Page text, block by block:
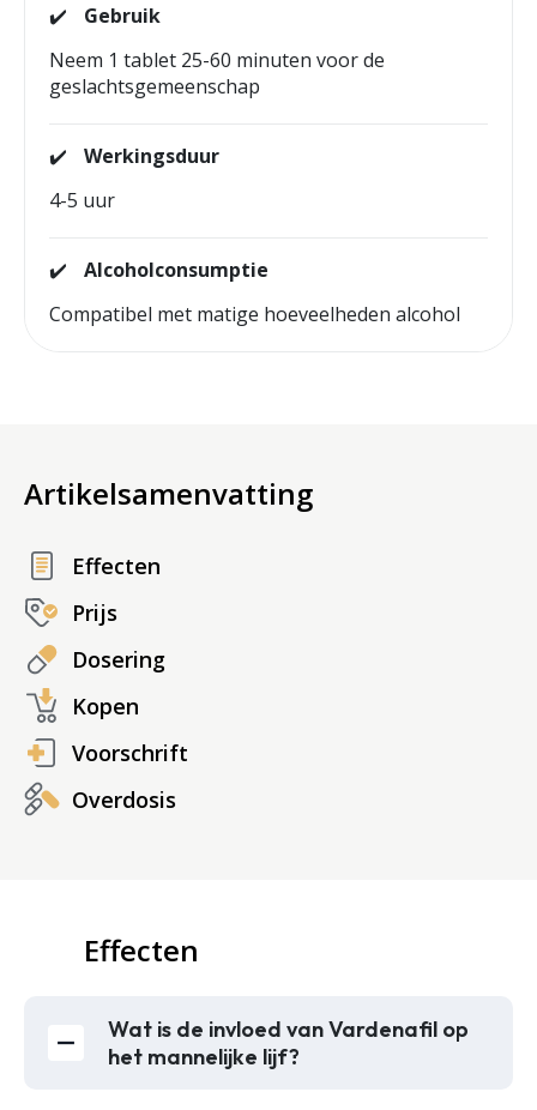
✔️
Gebruik
Neem 1 tablet 25-60 minuten voor de
geslachtsgemeenschap
✔️
Werkingsduur
4-5 uur
✔️
Alcoholconsumptie
Compatibel met matige hoeveelheden alcohol
Artikelsamenvatting
Effecten
Prijs
Dosering
Kopen
Voorschrift
Overdosis
Effecten
Wat is de invloed van Vardenafil op
het mannelijke lijf?